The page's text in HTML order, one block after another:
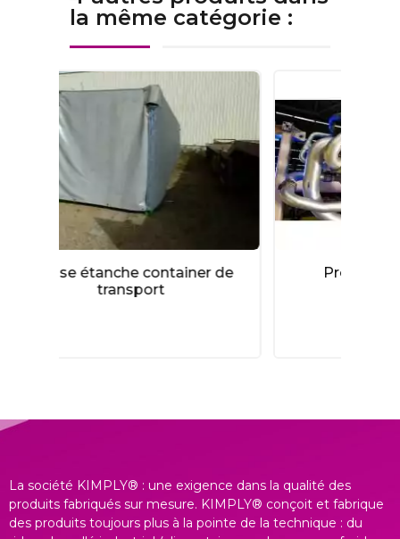
la même catégorie :
Protection industrielle
La société KIMPLY® : une exigence dans la qualité des
produits fabriqués sur mesure. KIMPLY® conçoit et fabrique
des produits toujours plus à la pointe de la technique : du